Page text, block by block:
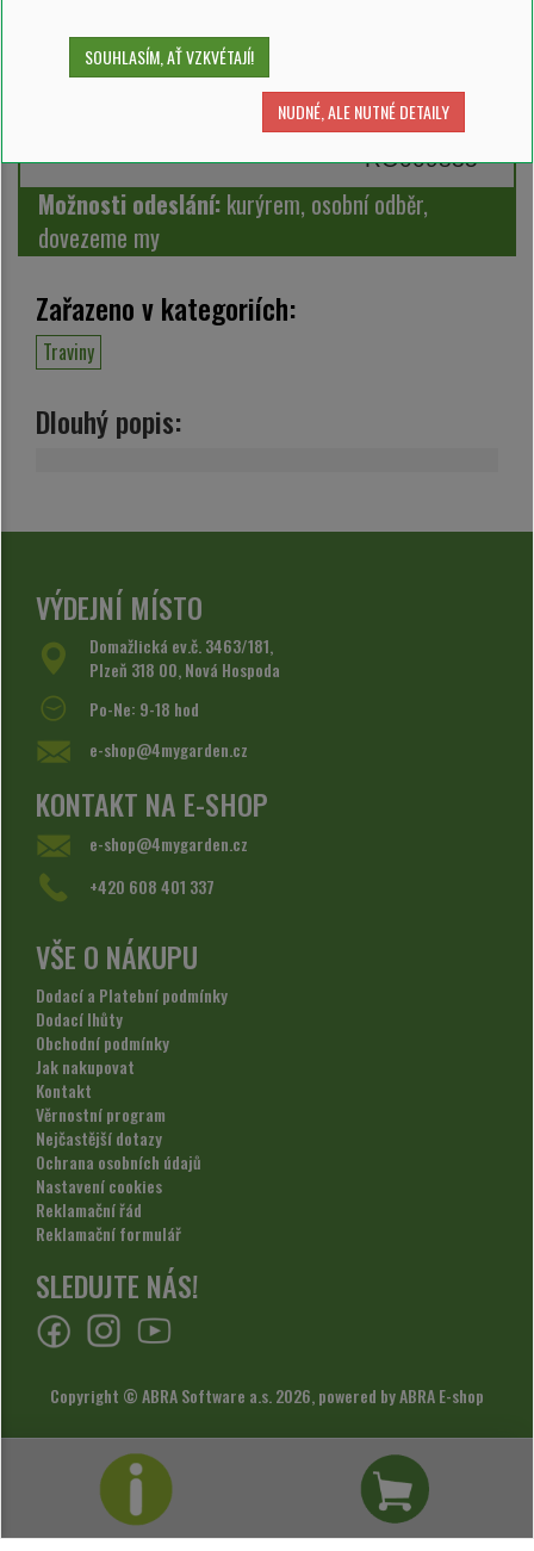
RO009835
Možnosti odeslání: kurýrem, osobní odběr,
dovezeme my
Zařazeno v kategoriích:
Traviny
Dlouhý popis:
VÝDEJNÍ MÍSTO
Domažlická ev.č. 3463/181,
Plzeň 318 00, Nová Hospoda
Po-Ne: 9-18 hod
e-shop@4mygarden.cz
KONTAKT NA E-SHOP
e-shop@4mygarden.cz
+420 608 401 337
VŠE O NÁKUPU
Dodací a Platební podmínky
Dodací lhůty
Obchodní podmínky
Jak nakupovat
Kontakt
Věrnostní program
Nejčastější dotazy
Ochrana osobních údajů
Nastavení cookies
Reklamační řád
Reklamační formulář
SLEDUJTE NÁS!
Copyright © ABRA Software a.s. 2026,powered by ABRA E-shop
SOUHLASÍM, AŤ VZKVÉTAJÍ!
NUDNÉ, ALE NUTNÉ DETAILY